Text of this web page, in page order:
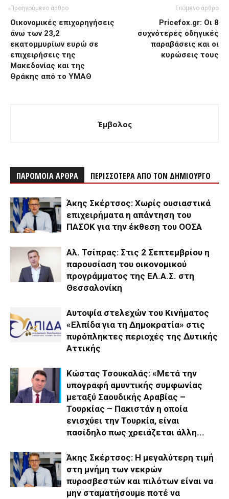
Προηγούμενο άρθρο
Οικονομικές επιχορηγήσεις
άνω των 23,2
εκατομμυρίων ευρώ σε
επιχειρήσεις της
Μακεδονίας και της
Θράκης από το ΥΜΑΘ
Επόμενο άρθρο
Pricefox.gr: Οι 8
συχνότερες οδηγικές
παραβάσεις και οι
κυρώσεις τους
Έμβολος
ΠΑΡΟΜΟΙΑ ΑΡΘΡΑ ΠΕΡΙΣΣΟΤΕΡΑ ΑΠΟ ΤΟΝ ΔΗΜΙΟΥΡΓΟ
Άκης Σκέρτσος: Χωρίς ουσιαστικά
επιχειρήματα η απάντηση του
ΠΑΣΟΚ για την έκθεση του ΟΟΣΑ
Αλ. Τσίπρας: Στις 2 Σεπτεμβρίου η
παρουσίαση του οικονομικού
προγράμματος της ΕΛ.Α.Σ. στη
Θεσσαλονίκη
Αυτοψία στελεχών του Κινήματος
«Ελπίδα για τη Δημοκρατία» στις
πυρόπληκτες περιοχές της Δυτικής
Αττικής
Κώστας Τσουκαλάς: «Μετά την
υπογραφή αμυντικής συμφωνίας
μεταξύ Σαουδικής Αραβίας –
Τουρκίας – Πακιστάν η οποία
ενισχύει την Τουρκία, είναι
πασίδηλο πως χρειάζεται άλλη...
Άκης Σκέρτσος: Η μεγαλύτερη τιμή
στη μνήμη των νεκρών
πυροσβεστών και πιλότων είναι να
μην σταματήσουμε ποτέ να